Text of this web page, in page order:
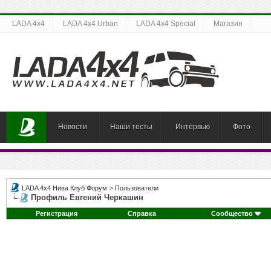
LADA 4x4 LADA 4x4 Urban LADA 4x4 Special Магазин
Новости Наши тесты Интервью Фото
LADA 4x4 Нива Клуб Форум > Пользователи
Профиль Евгений Черкашин
Регистрация Справка Сообщество